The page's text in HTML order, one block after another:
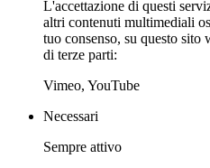
L'accettazione di questi
altri contenuti multimediali
tuo consenso, su questo
di terze parti:
Vimeo, YouTube
Necessari
Sempre attivo